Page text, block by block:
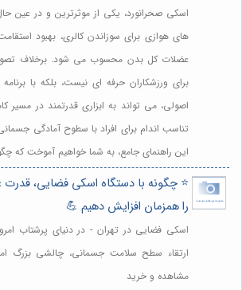
اسکی صحرانورد، یکی از موثرترین و در عین
های هوازی برای سوزاندن کالری، بهبود
عضلات کل بدن محسوب می شود. برخلاف تصور
برای ورزشکاران حرفه ای نیست، بلکه با
اصولی، می تواند به ابزاری قدرتمند در
تناسب اندام برای افراد با سطوح آمادگی
این راهنمای جامع، به شما خواهیم آموخت که
⭐️ چگونه با دستگاه اسکی فضایی،
را همزمان افزایش دهیم 💪
اسکی فضایی در تهران - در دنیای پرشتاب
ارتقاء سطح سلامت جسمانی، چالشی بزرگ
مشاهده و خرید